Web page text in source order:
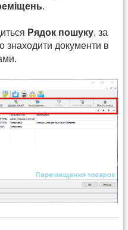
.
Рядок пошуку, за
знаходити документи в